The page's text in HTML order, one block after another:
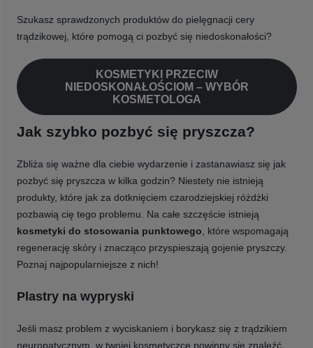
Szukasz sprawdzonych produktów do pielęgnacji cery
trądzikowej, które pomogą ci pozbyć się niedoskonałości?
KOSMETYKI PRZECIW
NIEDOSKONAŁOŚCIOM – WYBÓR
KOSMETOLOGA
Jak szybko pozbyć się pryszcza?
Zbliża się ważne dla ciebie wydarzenie i zastanawiasz się jak
pozbyć się pryszcza w kilka godzin? Niestety nie istnieją
produkty, które jak za dotknięciem czarodziejskiej różdżki
pozbawią cię tego problemu. Na całe szczęście istnieją
kosmetyki do stosowania punktowego, które wspomagają
regenerację skóry i znacząco przyspieszają gojenie pryszczy.
Poznaj najpopularniejsze z nich!
Plastry na wypryski
Jeśli masz problem z wyciskaniem i borykasz się z trądzikiem
neuropatycznym, w twojej kosmetyczce powinny się znaleźć